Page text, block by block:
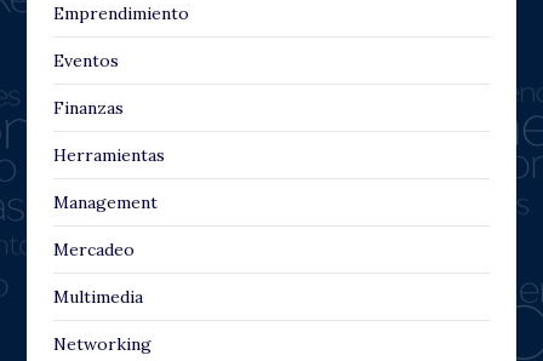
Emprendimiento
Eventos
Finanzas
Herramientas
Management
Mercadeo
Multimedia
Networking